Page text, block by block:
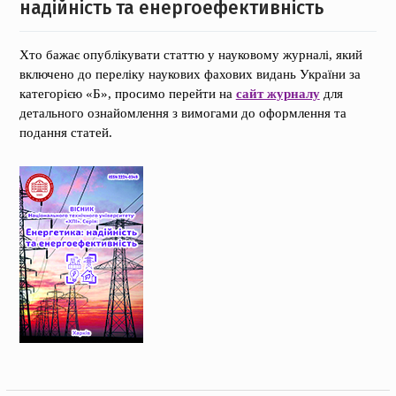
надійність та енергоефективність
Хто бажає опублікувати статтю у науковому журналі, який
включено до переліку наукових фахових видань України за
категорією «Б», просимо перейти на сайт журналудля
детального ознайомлення з вимогами до оформлення та
подання статей.